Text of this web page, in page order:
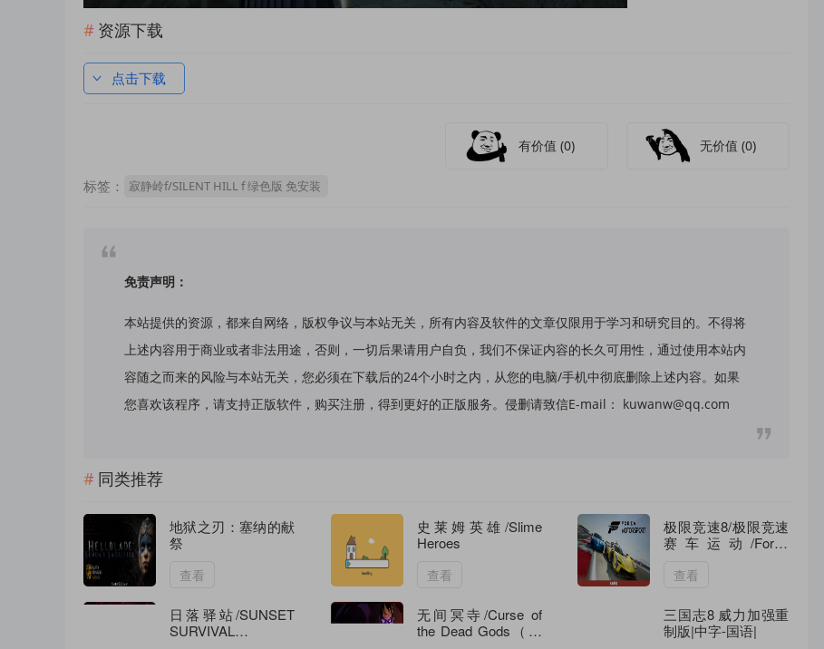
资源下载
点击下载
有价值(0) 无价值(0)
标签： 寂静岭f/SILENT HILL f 绿色版 免安装
免责声明：
本站提供的资源，都来自网络，版权争议与本站无关，所有内容及软件的文章仅限用于学习和研究目的。不得将
上述内容用于商业或者非法用途，否则，一切后果请用户自负，我们不保证内容的长久可用性，通过使用本站内
容随之而来的风险与本站无关，您必须在下载后的24个小时之内，从您的电脑/手机中彻底删除上述内容。如果
您喜欢该程序，请支持正版软件，购买注册，得到更好的正版服务。侵删请致信E-mail： kuwanw@qq.com
同类推荐
地狱之刃：塞纳的献
祭
查看
史莱姆英雄/Slime
Heroes
查看
极限竞速8/极限竞速
赛车运动/Forza
v1.534.1562.0)
查看
日落驿站/SUNSET
SURVIVAL
无间冥寺/Curse of
the Dead Gods（更
三国志8 威力加强重
制版|中字-国语|